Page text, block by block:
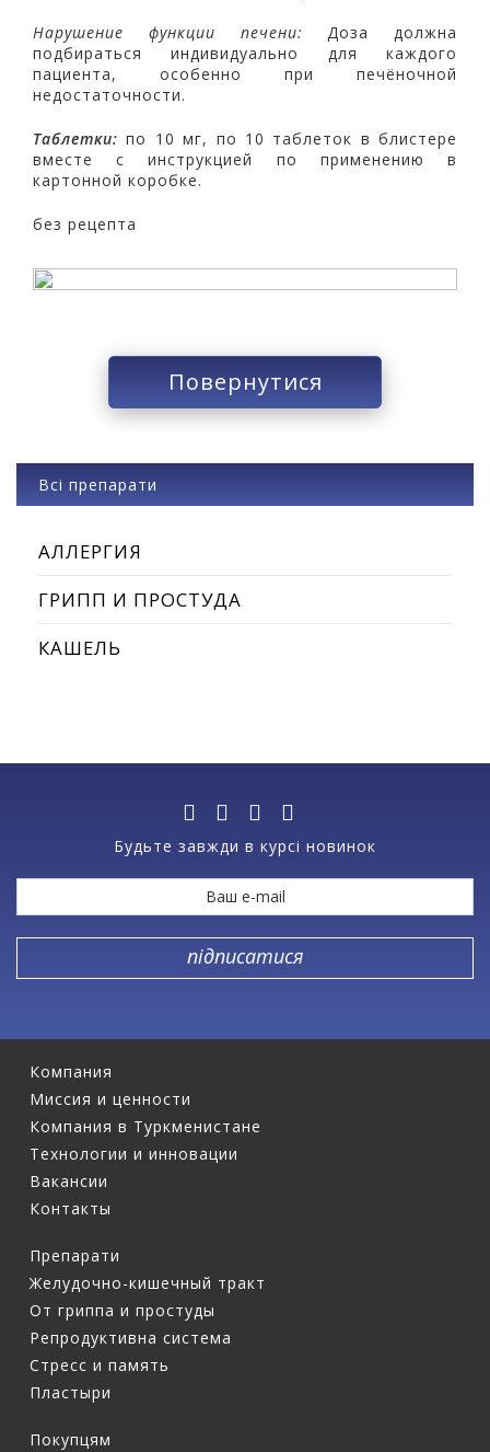
Всі препарати
АЛЛЕРГИЯ
ГРИПП И ПРОСТУДА
КАШЕЛЬ
Нарушение функции печени: Доза должна
подбираться индивидуально для каждого
пациента, особенно при печёночной
недостаточности.
Таблетки: по 10 мг, по 10 таблеток в блистере
вместе с инструкцией по применению в
картонной коробке.
без рецепта
Повернутися
Будьте завжди в курсі новинок
Компания
Миссия и ценности
Компания в Туркменистане
Технологии и инновации
Вакансии
Контакты
Препарати
Желудочно-кишечный тракт
От гриппа и простуды
Репродуктивна система
Стресс и память
Пластыри
Покупцям